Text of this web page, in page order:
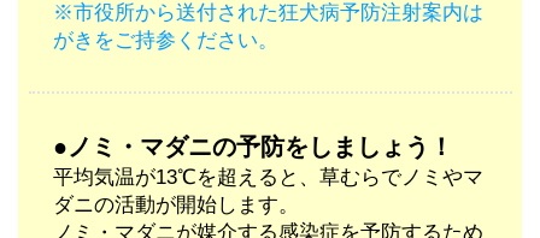
※市役所から送付された狂犬病予防注射案内は
がきをご持参ください。
●ノミ・マダニの予防をしましょう！
平均気温が13℃を超えると、草むらでノミやマ
ダニの活動が開始します。
ノミ・マダニが媒介する感染症を予防するため